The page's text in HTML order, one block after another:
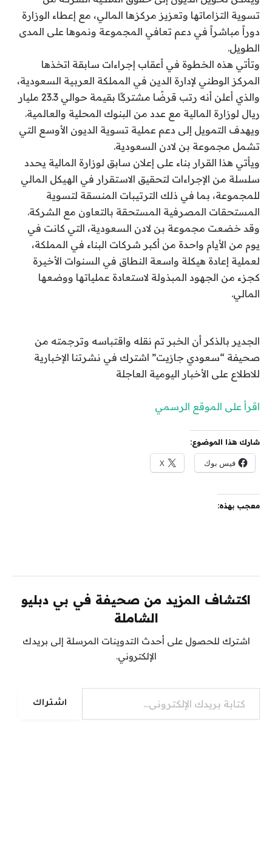
تسوية التزاماتها وتعزيز مركزها المالي، مع إعطاء الوزارة
دوراً مباشراً في دعم تعافي المجموعة ونموها على المدى
الطويل.
وتأتي هذه الخطوة في أعقاب إجراءات سابقة اتخذها
المركز الوطني لإدارة الدين في المملكة العربية السعودية،
والذي أعلن أنه رتب قرضًا مشتركًا بقيمة حوالي 23.3 مليار
ريال لوزارة المالية مع عدد من البنوك المحلية والعالمية.
ويهدف التمويل إلى دعم عملية تسوية الديون الأوسع التي
تشمل مجموعة بن لادن السعودية.
ويأتي هذا القرار بناء على إعلان سابق لوزارة المالية يحدد
سلسلة من الإجراءات لتحقيق الاستقرار في الهيكل المالي
للمجموعة، بما في ذلك الترتيبات المنسقة لتسوية
المستحقات المصرفية المستحقة بالتعاون مع الشركة.
وقد خضعت مجموعة بن لادن السعودية، التي كانت في
يوم من الأيام واحدة من أكبر شركات البناء في المملكة،
لعملية إعادة هيكلة واسعة النطاق في السنوات الأخيرة
كجزء من الجهود المبذولة لاستعادة عملياتها ووضعها
المالي.
الجدير بالذكر أن الخبر تم نقله واقتباسه وترجمته من
صحيفة “سعودي جازيت” اشترك في نشرتنا الإخبارية
للاطلاع على الأخبار اليومية العاجلة
اقرأ على الموقع الرسمي
شارك هذا الموضوع:
فيس بوك X
معجب بهذه:
اكتشاف المزيد من صحيفة في بي دبليو
الشاملة
اشترك للحصول على أحدث التدوينات المرسلة إلى بريدك
الإلكتروني.
كتابة بريدك الإلكتروني...
اشتراك